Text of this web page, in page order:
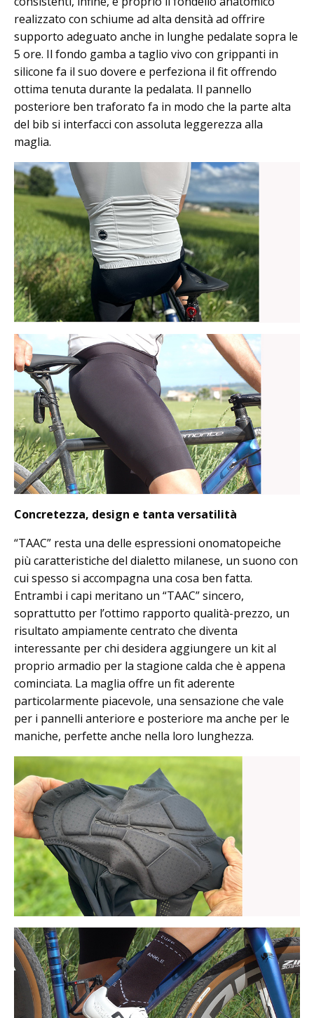
realizzato con schiume ad alta densità ad offrire
supporto adeguato anche in lunghe pedalate sopra le
5 ore. Il fondo gamba a taglio vivo con grippanti in
silicone fa il suo dovere e perfeziona il fit offrendo
ottima tenuta durante la pedalata. Il pannello
posteriore ben traforato fa in modo che la parte alta
del bib si interfacci con assoluta leggerezza alla
maglia.
Concretezza, design e tanta versatilità
“TAAC” resta una delle espressioni onomatopeiche
più caratteristiche del dialetto milanese, un suono con
cui spesso si accompagna una cosa ben fatta.
Entrambi i capi meritano un “TAAC” sincero,
soprattutto per l’ottimo rapporto qualità-prezzo, un
risultato ampiamente centrato che diventa
interessante per chi desidera aggiungere un kit al
proprio armadio per la stagione calda che è appena
cominciata. La maglia offre un fit aderente
particolarmente piacevole, una sensazione che vale
per i pannelli anteriore e posteriore ma anche per le
maniche, perfette anche nella loro lunghezza.